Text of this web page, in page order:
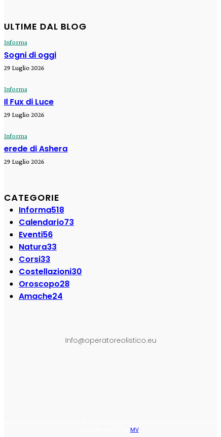
ULTIME DAL BLOG
Informa
Sogni di oggi
29 Luglio 2026
Informa
Il Fux di Luce
29 Luglio 2026
Informa
erede di Ashera
29 Luglio 2026
CATEGORIE
Informa518
Calendario73
Eventi56
Natura33
Corsi33
Costellazioni30
Oroscopo28
Amache24
Info@operatoreolistico.eu
MV